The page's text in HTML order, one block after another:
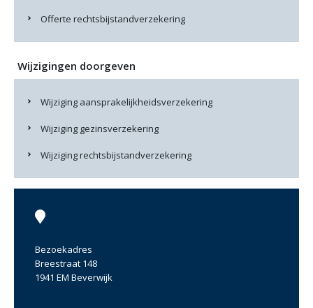
Offerte rechtsbijstandverzekering
Wijzigingen doorgeven
Wijziging aansprakelijkheidsverzekering
Wijziging gezinsverzekering
Wijziging rechtsbijstandverzekering
Bezoekadres
Breestraat 148
1941 EM Beverwijk